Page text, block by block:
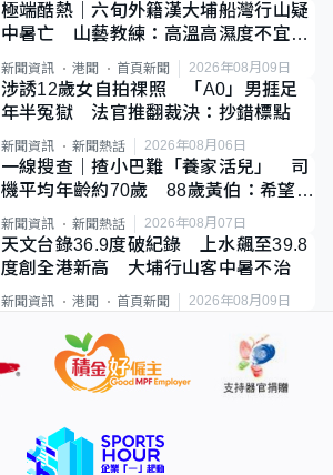
極端酷熱｜六旬外籍漢大埔船灣行山疑
中暑亡 山藝教練：高溫高濕度不宜遠
新聞資訊 港聞 首頁新聞 2026年08月09日
涉誘12歲女自拍祼照 「A0」男捱足
年半冤獄 法官推翻裁決：抄錯標點
新聞資訊 新聞熱話 2026年08月06日
一線搜查｜揸小巴難「養家活兒」 司
機平均年齡約70歲 88歲黃伯：希望一
直揸落去
新聞資訊 新聞熱話 2026年08月07日
天文台錄36.9度破紀錄 上水飆至39.8
度創全港新高 大埔行山客中暑不治
新聞資訊 港聞 首頁新聞 2026年08月09日